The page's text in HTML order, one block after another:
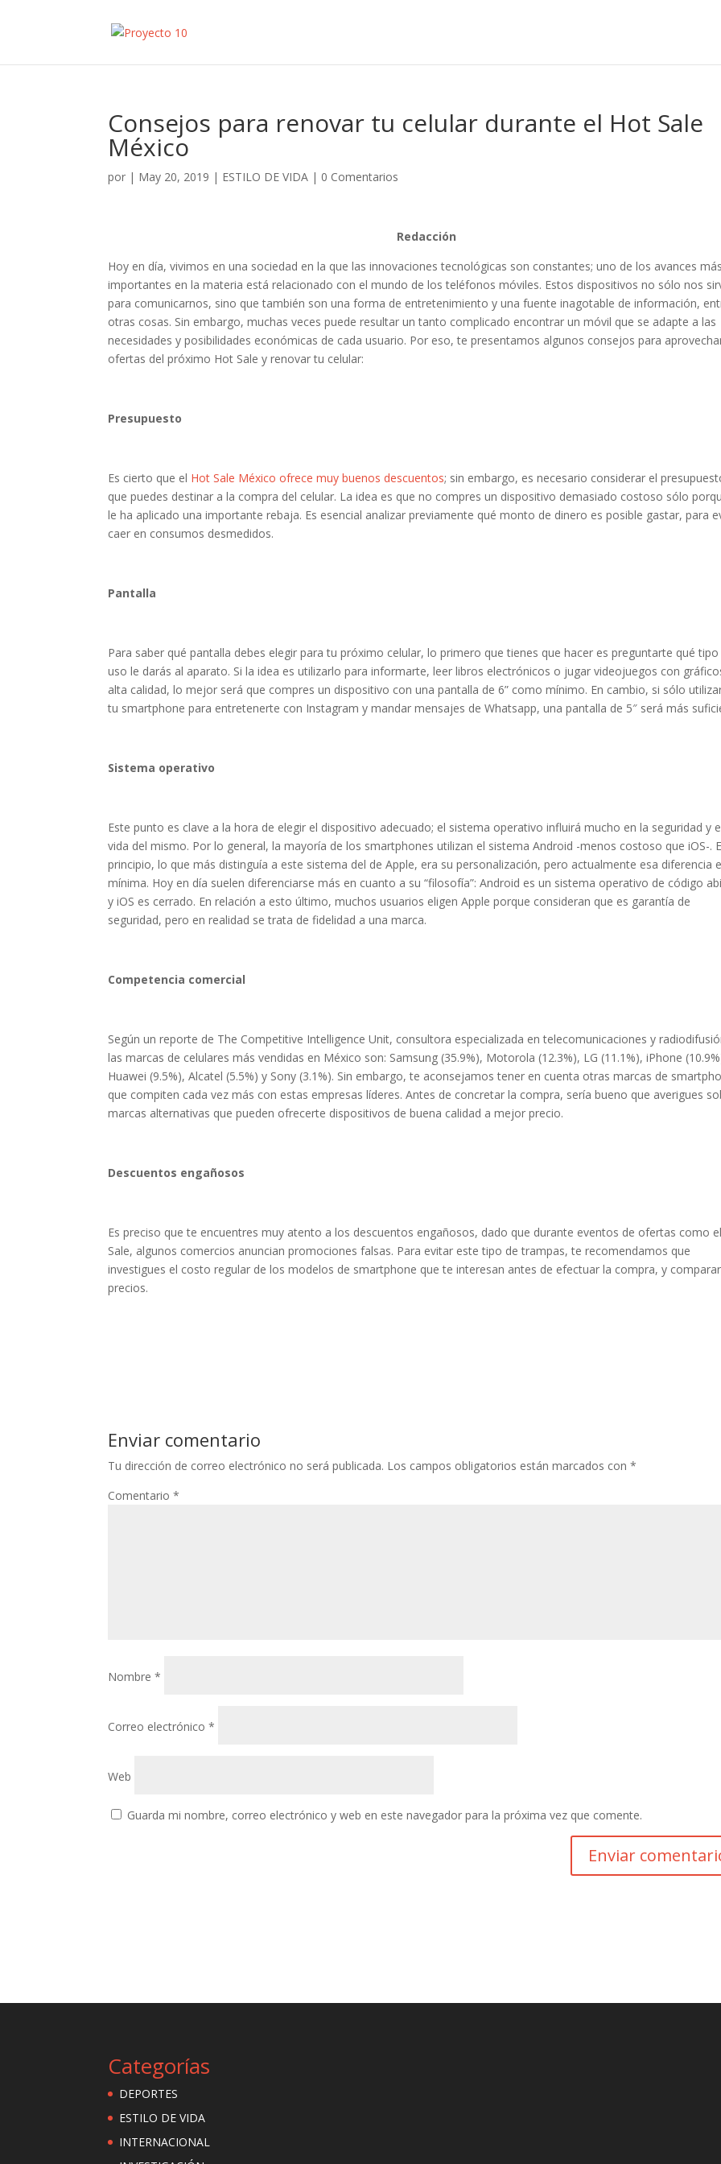
Consejos para renovar tu celular durante el Hot Sale
México
por | May 20, 2019 | ESTILO DE VIDA | 0 Comentarios
Redacción
Hoy en día, vivimos en una sociedad en la que las innovaciones tecnológicas son constantes; uno de los avances más
importantes en la materia está relacionado con el mundo de los teléfonos móviles. Estos dispositivos no sólo nos
para comunicarnos, sino que también son una forma de entretenimiento y una fuente inagotable de información,
otras cosas. Sin embargo, muchas veces puede resultar un tanto complicado encontrar un móvil que se adapte a las
necesidades y posibilidades económicas de cada usuario. Por eso, te presentamos algunos consejos para
ofertas del próximo Hot Sale y renovar tu celular:
Presupuesto
Es cierto que el Hot Sale México ofrece muy buenos descuentos; sin embargo, es necesario considerar el
que puedes destinar a la compra del celular. La idea es que no compres un dispositivo demasiado costoso sólo
le ha aplicado una importante rebaja. Es esencial analizar previamente qué monto de dinero es posible gastar, para
caer en consumos desmedidos.
Pantalla
Para saber qué pantalla debes elegir para tu próximo celular, lo primero que tienes que hacer es preguntarte qué tipo
uso le darás al aparato. Si la idea es utilizarlo para informarte, leer libros electrónicos o jugar videojuegos con
alta calidad, lo mejor será que compres un dispositivo con una pantalla de 6” como mínimo. En cambio, si sólo
tu smartphone para entretenerte con Instagram y mandar mensajes de Whatsapp, una pantalla de 5″ será más
Sistema operativo
Este punto es clave a la hora de elegir el dispositivo adecuado; el sistema operativo influirá mucho en la seguridad y
vida del mismo. Por lo general, la mayoría de los smartphones utilizan el sistema Android -menos costoso que iOS-.
principio, lo que más distinguía a este sistema del de Apple, era su personalización, pero actualmente esa diferencia
mínima. Hoy en día suelen diferenciarse más en cuanto a su “filosofía”: Android es un sistema operativo de código
y iOS es cerrado. En relación a esto último, muchos usuarios eligen Apple porque consideran que es garantía de
seguridad, pero en realidad se trata de fidelidad a una marca.
Competencia comercial
Según un reporte de The Competitive Intelligence Unit, consultora especializada en telecomunicaciones y
las marcas de celulares más vendidas en México son: Samsung (35.9%), Motorola (12.3%), LG (11.1%), iPhone
Huawei (9.5%), Alcatel (5.5%) y Sony (3.1%). Sin embargo, te aconsejamos tener en cuenta otras marcas de
que compiten cada vez más con estas empresas líderes. Antes de concretar la compra, sería bueno que averigues
marcas alternativas que pueden ofrecerte dispositivos de buena calidad a mejor precio.
Descuentos engañosos
Es preciso que te encuentres muy atento a los descuentos engañosos, dado que durante eventos de ofertas como
Sale, algunos comercios anuncian promociones falsas. Para evitar este tipo de trampas, te recomendamos que
investigues el costo regular de los modelos de smartphone que te interesan antes de efectuar la compra, y
precios.
Enviar comentario
Tu dirección de correo electrónico no será publicada. Los campos obligatorios están marcados con*
Comentario*
Nombre*
Correo electrónico*
Web
Guarda mi nombre, correo electrónico y web en este navegador para la próxima vez que comente.
Categorías
DEPORTES
ESTILO DE VIDA
INTERNACIONAL